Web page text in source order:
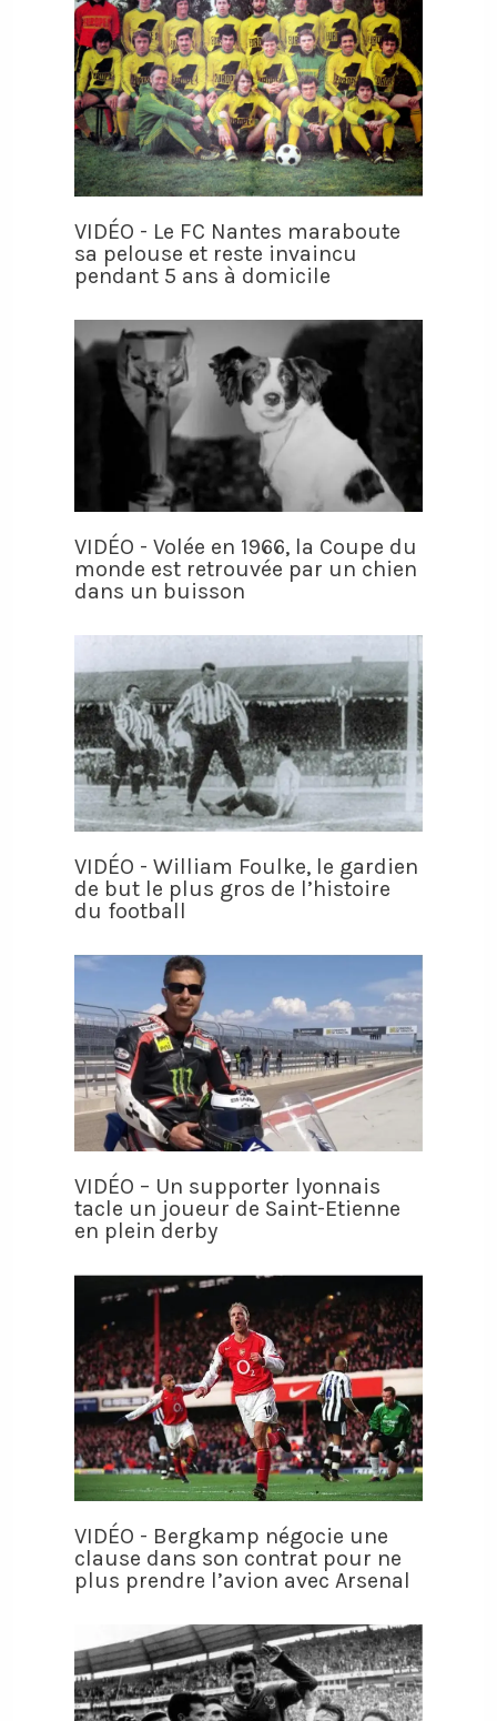
VIDÉO - Le FC Nantes maraboute
sa pelouse et reste invaincu
pendant 5 ans à domicile
VIDÉO - Volée en 1966, la Coupe du
monde est retrouvée par un chien
dans un buisson
VIDÉO - William Foulke, le gardien
de but le plus gros de l’histoire
du football
VIDÉO – Un supporter lyonnais
tacle un joueur de Saint-Etienne
en plein derby
VIDÉO - Bergkamp négocie une
clause dans son contrat pour ne
plus prendre l’avion avec Arsenal